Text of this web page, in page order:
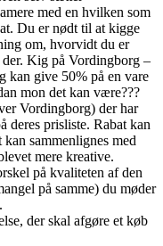
med en hvilken som
Du er nødt til at kigge
om, hvorvidt du er
Kig på Vordingborg –
kan give 50% på en vare
mon det kan være???
Vordingborg) der har
deres prisliste. Rabat kan
sammenlignes med
mere kreative.
på kvaliteten af den
på samme) du møder
der skal afgøre et køb